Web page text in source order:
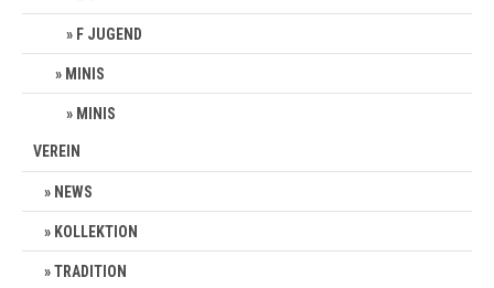
F JUGEND
MINIS
MINIS
VEREIN
NEWS
KOLLEKTION
TRADITION